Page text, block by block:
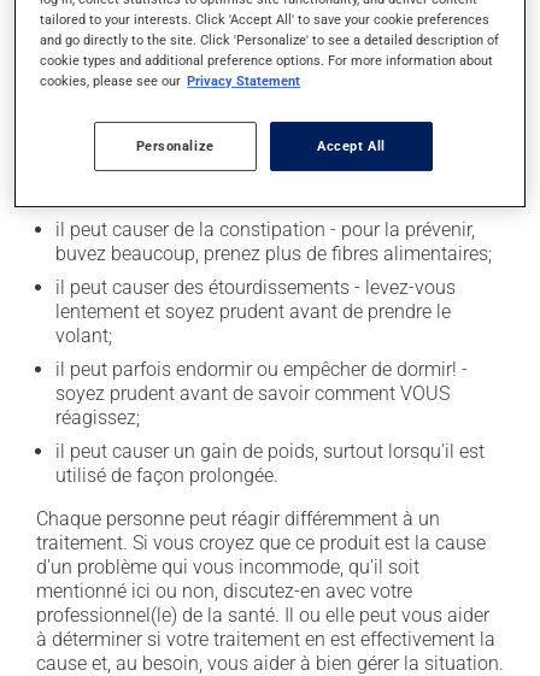
Effets indésirables
l'occasion entraîner certains effets indésirables (effets
secondaires), notamment :
il peut causer de la constipation - pour la prévenir,
buvez beaucoup, prenez plus de fibres alimentaires;
il peut causer des étourdissements - levez-vous
lentement et soyez prudent avant de prendre le
volant;
il peut parfois endormir ou empêcher de dormir! -
soyez prudent avant de savoir comment VOUS
réagissez;
il peut causer un gain de poids, surtout lorsqu'il est
utilisé de façon prolongée.
Chaque personne peut réagir différemment à un
traitement. Si vous croyez que ce produit est la cause
d'un problème qui vous incommode, qu'il soit
mentionné ici ou non, discutez-en avec votre
professionnel(le) de la santé. Il ou elle peut vous aider
à déterminer si votre traitement en est effectivement la
cause et, au besoin, vous aider à bien gérer la situation.
tailored to your interests. Click 'Accept All' to save your cookie preferences
and go directly to the site. Click 'Personalize' to see a detailed description of
cookie types and additional preference options. For more information about
cookies, please see our Privacy Statement
Personalize Accept All